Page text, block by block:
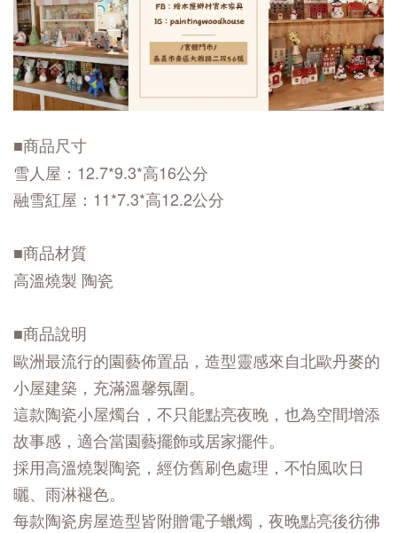
■商品尺寸
雪人屋：12.7*9.3*高16公分
融雪紅屋：11*7.3*高12.2公分
■商品材質
高溫燒製 陶瓷
■商品說明
歐洲最流行的園藝佈置品，造型靈感來自北歐丹麥的
小屋建築，充滿溫馨氛圍。
這款陶瓷小屋燭台，不只能點亮夜晚，也為空間增添
故事感， 適合當園藝擺飾或居家擺件。
採用高溫燒製陶瓷，經仿舊刷色處理，不怕風吹日
曬、雨淋褪色。
每款陶瓷房屋造型皆附贈電子蠟燭，夜晚點亮後彷彿